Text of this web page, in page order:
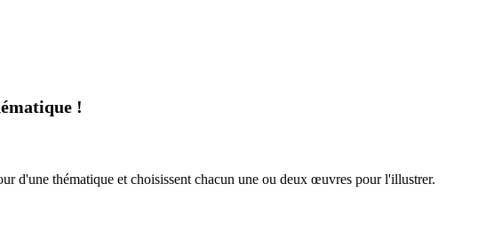
!
d'une thématique et choisissent chacun une ou deux œuvres pour l'illustrer.